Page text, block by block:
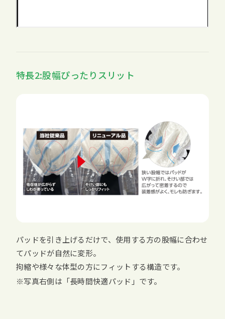
特長2:股幅ぴったりスリット
パッドを引き上げるだけで、使用する方の股幅に合わせ
てパッドが自然に変形。
拘縮や様々な体型の方にフィットする構造です。
※写真右側は「長時間快適パッド」です。